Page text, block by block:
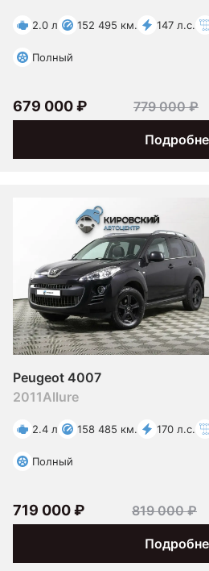
2.0 л 152 495 км. 147 л.с.
Полный
679 000 ₽ 779 000 ₽
Peugeot 4007
2011Allure
2.4 л 158 485 км. 170 л.с.
Полный
719 000 ₽ 819 000 ₽